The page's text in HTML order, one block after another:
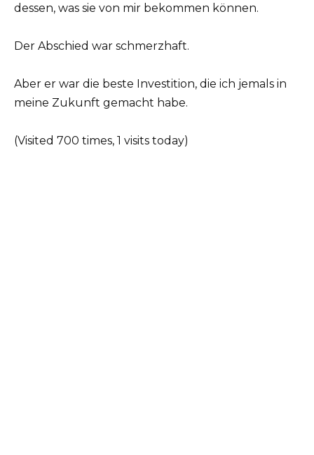
dessen, was sie von mir bekommen können.
Der Abschied war schmerzhaft.
Aber er war die beste Investition, die ich jemals in
meine Zukunft gemacht habe.
(Visited 700 times, 1 visits today)